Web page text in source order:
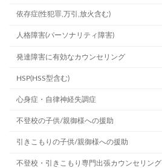
依存症(性犯罪,万引,放火含む)
人格障害(パーソナリティ障害)
発達障害に有効なカウンセリング
HSP(HSS型含む)
心身症・自律神経失調症
不登校の子供/親御様への援助
引きこもりの子供/親御様への援助
不登校・引きこもり専門出張カウンセリング